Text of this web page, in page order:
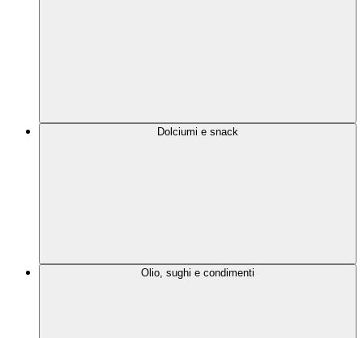
Dolciumi e snack
Olio, sughi e condimenti